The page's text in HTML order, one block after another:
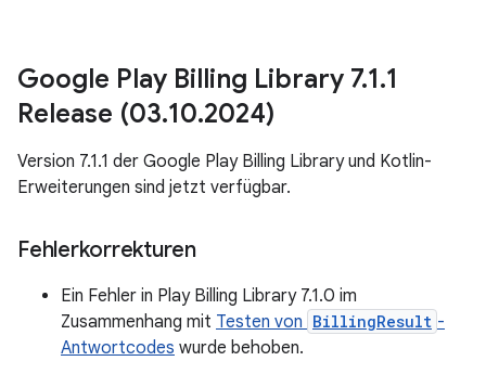
Google Play Billing Library 7.1.1
Release (03.10.2024)
Version 7.1.1 der Google Play Billing Library und Kotlin-
Erweiterungen sind jetzt verfügbar.
Fehlerkorrekturen
Ein Fehler in Play Billing Library 7.1.0 im
Zusammenhang mit Testen von BillingResult -
Antwortcodes wurde behoben.